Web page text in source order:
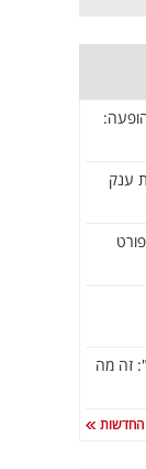
ענק
זה מה
החדשות